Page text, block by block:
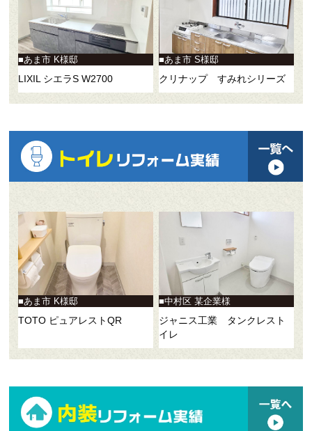
あま市 K様邸
LIXIL シエラS W2700
あま市 S様邸
クリナップ すみれシリーズ
あま市 K様邸
TOTO ピュアレストQR
中村区 某企業様
ジャニス工業 タンクレスト
イレ